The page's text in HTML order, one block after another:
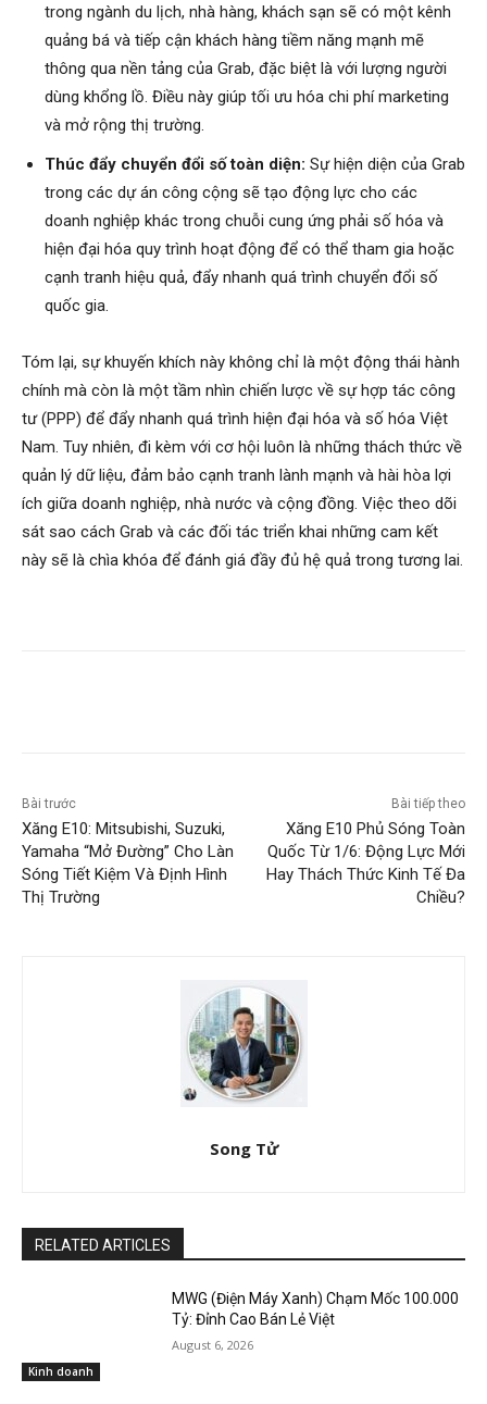
trong ngành du lịch, nhà hàng, khách sạn sẽ có một kênh
quảng bá và tiếp cận khách hàng tiềm năng mạnh mẽ
thông qua nền tảng của Grab, đặc biệt là với lượng người
dùng khổng lồ. Điều này giúp tối ưu hóa chi phí marketing
và mở rộng thị trường.
Thúc đẩy chuyển đổi số toàn diện: Sự hiện diện của Grab
trong các dự án công cộng sẽ tạo động lực cho các
doanh nghiệp khác trong chuỗi cung ứng phải số hóa và
hiện đại hóa quy trình hoạt động để có thể tham gia hoặc
cạnh tranh hiệu quả, đẩy nhanh quá trình chuyển đổi số
quốc gia.
Tóm lại, sự khuyến khích này không chỉ là một động thái hành
chính mà còn là một tầm nhìn chiến lược về sự hợp tác công
tư (PPP) để đẩy nhanh quá trình hiện đại hóa và số hóa Việt
Nam. Tuy nhiên, đi kèm với cơ hội luôn là những thách thức về
quản lý dữ liệu, đảm bảo cạnh tranh lành mạnh và hài hòa lợi
ích giữa doanh nghiệp, nhà nước và cộng đồng. Việc theo dõi
sát sao cách Grab và các đối tác triển khai những cam kết
này sẽ là chìa khóa để đánh giá đầy đủ hệ quả trong tương lai.
Bài trước
Xăng E10: Mitsubishi, Suzuki,
Yamaha “Mở Đường” Cho Làn
Sóng Tiết Kiệm Và Định Hình
Thị Trường
Bài tiếp theo
Xăng E10 Phủ Sóng Toàn
Quốc Từ 1/6: Động Lực Mới
Hay Thách Thức Kinh Tế Đa
Chiều?
Song Tử
RELATED ARTICLES
Kinh doanh
MWG (Điện Máy Xanh) Chạm Mốc 100.000
Tỷ: Đỉnh Cao Bán Lẻ Việt
August 6, 2026